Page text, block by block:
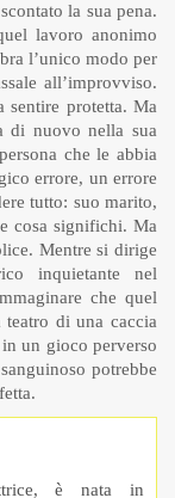
la sua pena.
lavoro anonimo
l’unico modo per
all’improvviso.
sentire protetta. Ma
di nuovo nella sua
che le abbia
errore, un errore
tutto: suo marito,
cosa significhi. Ma
Mentre si dirige
inquietante nel
che quel
teatro di una caccia
un gioco perverso
potrebbe
è nata in